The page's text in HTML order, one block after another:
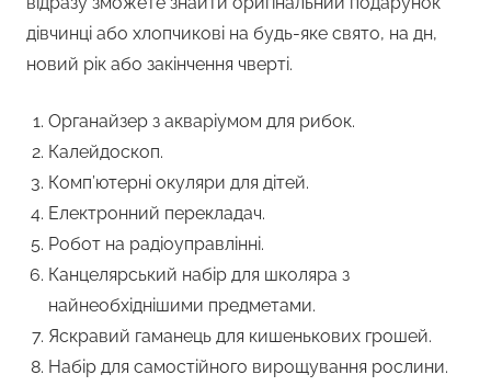
дівчинці або хлопчикові на будь-яке свято, на дн,
новий рік або закінчення чверті.
Органайзер з акваріумом для рибок.
Калейдоскоп.
Комп’ютерні окуляри для дітей.
Електронний перекладач.
Робот на радіоуправлінні.
Канцелярський набір для школяра з
найнеобхіднішими предметами.
Яскравий гаманець для кишенькових грошей.
Набір для самостійного вирощування рослини.